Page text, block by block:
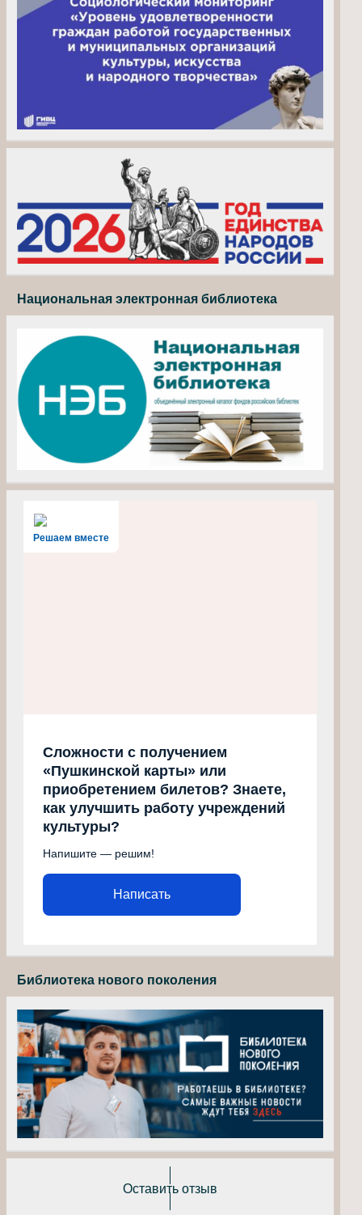
Национальная электронная библиотека
Решаем вместе
Сложности с получением
«Пушкинской карты» или
приобретением билетов? Знаете,
как улучшить работу учреждений
культуры?
Напишите — решим!
Написать
Библиотека нового поколения
Оставить отзыв